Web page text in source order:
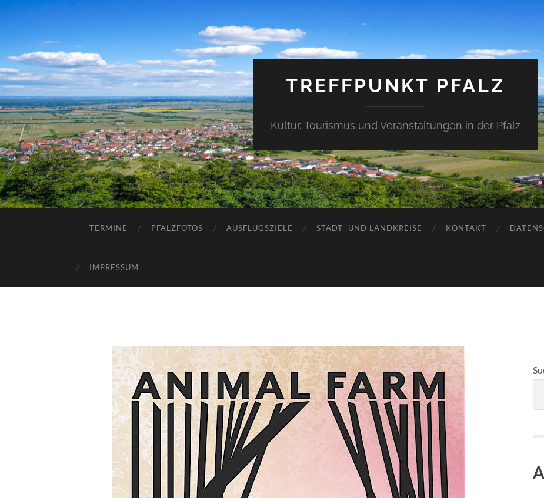
TREFFPUNKT PFALZ
Kultur, Tourismus und Veranstaltungen in der Pfalz
TERMINE PFALZFOTOS AUSFLUGSZIELE STADT- UND LANDKREISE KONTAKT
IMPRESSUM